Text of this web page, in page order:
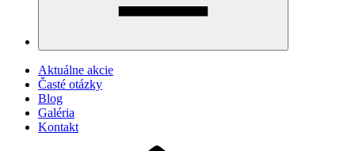
Aktuálne akcie
Časté otázky
Blog
Galéria
Kontakt